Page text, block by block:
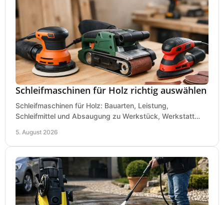
Schleifmaschinen für Holz richtig auswählen
Schleifmaschinen für Holz: Bauarten, Leistung,
Schleifmittel und Absaugung zu Werkstück, Werkstatt
5. August 2026